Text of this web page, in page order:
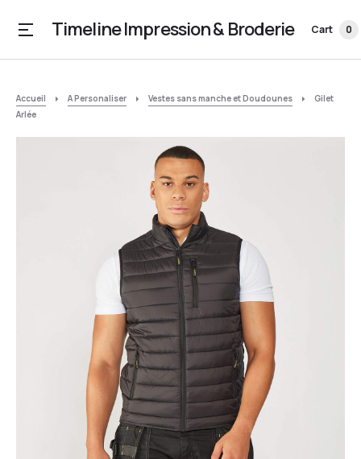
Timeline Impression & Broderie Cart 0
Accueil A Personaliser Vestes sans manche et Doudounes
Gilet
Arlée